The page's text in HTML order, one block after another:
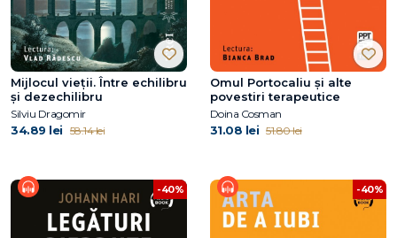
Mijlocul vieții. Între echilibru
și dezechilibru
Silviu Dragomir
34.89 lei 58.14 lei
Omul Portocaliu și alte
povestiri terapeutice
Doina Cosman
31.08 lei 51.80 lei
-40% -40%